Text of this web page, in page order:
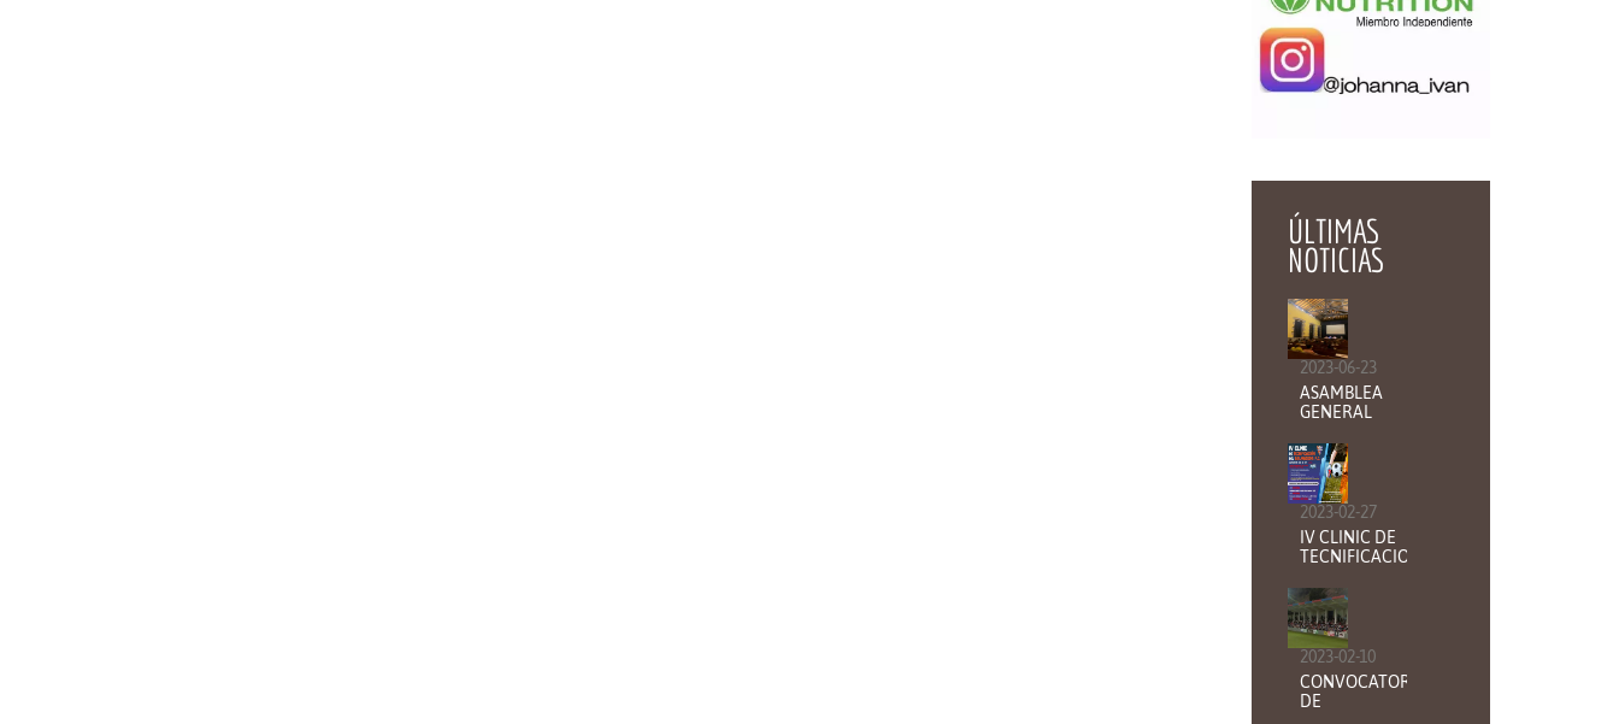
ÚLTIMAS
NOTICIAS
2023-06-23
ASAMBLEA
GENERAL
2023-02-27
IV CLINIC DE
TECNIFICACION
FUTBOL CLUB
2023-02-10
CONVOCATORIA
DE